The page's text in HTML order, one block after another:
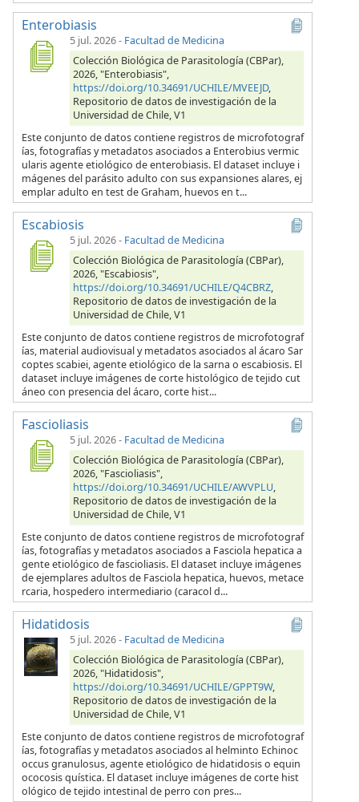
Enterobiasis
5 jul. 2026- Facultad de Medicina
Colección Biológica de Parasitología (CBPar),
2026, "Enterobiasis",
https://doi.org/10.34691/UCHILE/MVEEJD,
Repositorio de datos de investigación de la
Universidad de Chile, V1
Este conjunto de datos contiene registros de microfotograf
ías, fotografías y metadatos asociados a Enterobius vermic
ularis agente etiológico de enterobiasis. El dataset incluye i
mágenes del parásito adulto con sus expansiones alares, ej
emplar adulto en test de Graham, huevos en t...
Escabiosis
5 jul. 2026- Facultad de Medicina
Colección Biológica de Parasitología (CBPar),
2026, "Escabiosis",
https://doi.org/10.34691/UCHILE/Q4CBRZ,
Repositorio de datos de investigación de la
Universidad de Chile, V1
Este conjunto de datos contiene registros de microfotograf
ías, material audiovisual y metadatos asociados al ácaro Sar
coptes scabiei, agente etiológico de la sarna o escabiosis. El
dataset incluye imágenes de corte histológico de tejido cut
áneo con presencia del ácaro, corte hist...
Fascioliasis
5 jul. 2026- Facultad de Medicina
Colección Biológica de Parasitología (CBPar),
2026, "Fascioliasis",
https://doi.org/10.34691/UCHILE/AWVPLU,
Repositorio de datos de investigación de la
Universidad de Chile, V1
Este conjunto de datos contiene registros de microfotograf
ías, fotografías y metadatos asociados a Fasciola hepatica a
gente etiológico de fascioliasis. El dataset incluye imágenes
de ejemplares adultos de Fasciola hepatica, huevos, metace
rcaria, hospedero intermediario (caracol d...
Hidatidosis
5 jul. 2026- Facultad de Medicina
Colección Biológica de Parasitología (CBPar),
2026, "Hidatidosis",
https://doi.org/10.34691/UCHILE/GPPT9W,
Repositorio de datos de investigación de la
Universidad de Chile, V1
Este conjunto de datos contiene registros de microfotograf
ías, fotografías y metadatos asociados al helminto Echinoc
occus granulosus, agente etiológico de hidatidosis o equin
ococosis quística. El dataset incluye imágenes de corte hist
ológico de tejido intestinal de perro con pres...